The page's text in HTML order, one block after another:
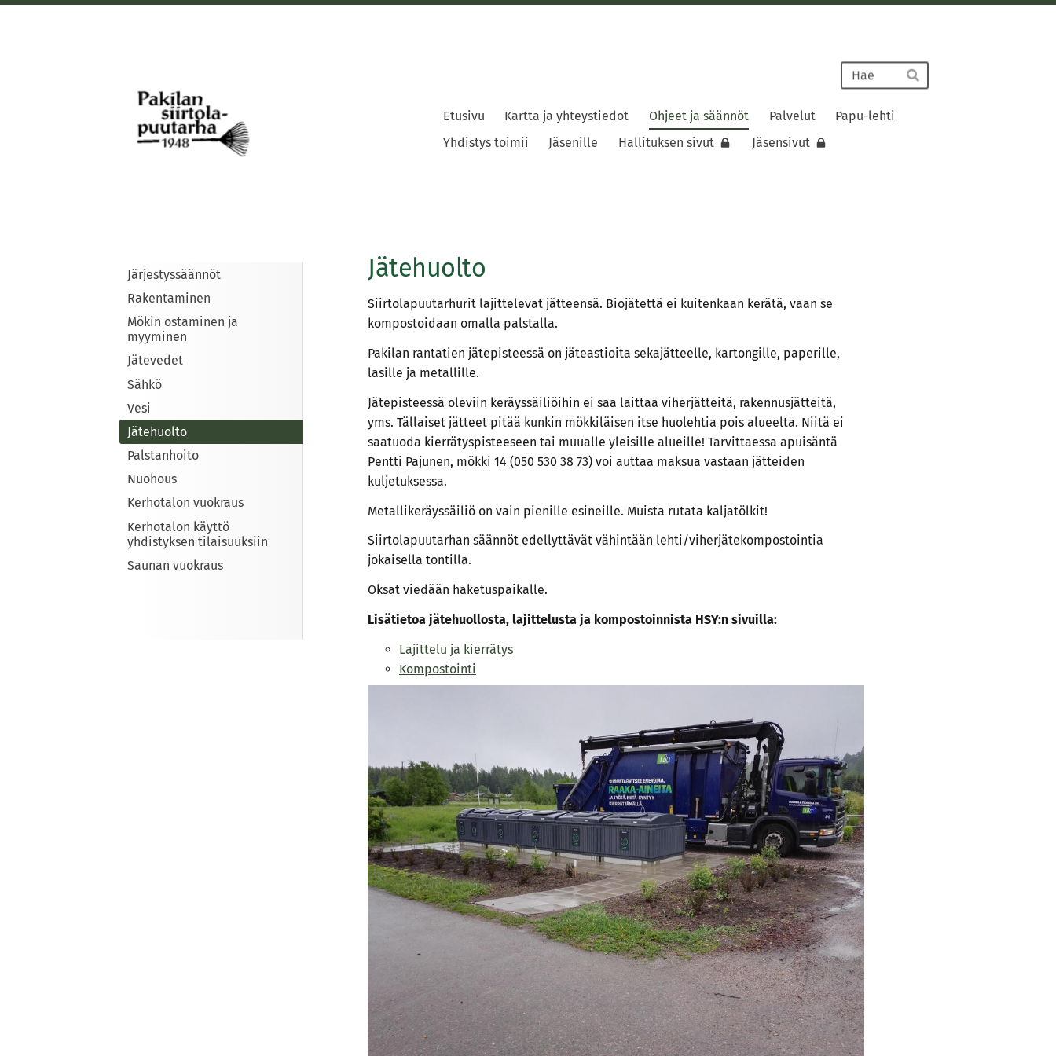
Hae
Pakilan siirtolapuutarha
Etusivu Kartta ja yhteystiedot Ohjeet ja säännöt Palvelut
Papu-lehti
Yhdistys toimii
Jäsenille Hallituksen sivut Jäsensivut
Järjestyssäännöt
Rakentaminen
Mökin ostaminen ja
myyminen
Jätevedet
Sähkö
Vesi
Jätehuolto
Palstanhoito
Nuohous
Kerhotalon vuokraus
Kerhotalon käyttö
yhdistyksen tilaisuuksiin
Saunan vuokraus
Jätehuolto
Siirtolapuutarhurit lajittelevat jätteensä. Biojätettä ei kuitenkaan kerätä, vaan se
kompostoidaan omalla palstalla.
Pakilan rantatien jätepisteessä on jäteastioita sekajätteelle, kartongille, paperille,
lasille ja metallille.
Jätepisteessä oleviin keräyssäiliöihin ei saa laittaa viherjätteitä, rakennusjätteitä,
yms. Tällaiset jätteet pitää kunkin mökkiläisen itse huolehtia pois alueelta. Niitä ei
saatuoda kierrätyspisteeseen tai muualle yleisille alueille! Tarvittaessa apuisäntä
Pentti Pajunen, mökki 14 (050 530 38 73) voi auttaa maksua vastaan jätteiden
kuljetuksessa.
Metallikeräyssäiliö on vain pienille esineille. Muista rutata kaljatölkit!
Siirtolapuutarhan säännöt edellyttävät vähintään lehti/viherjätekompostointia
jokaisella tontilla.
Oksat viedään haketuspaikalle.
Lisätietoa jätehuollosta, lajittelusta ja kompostoinnista HSY:n sivuilla:
Lajittelu ja kierrätys
Kompostointi